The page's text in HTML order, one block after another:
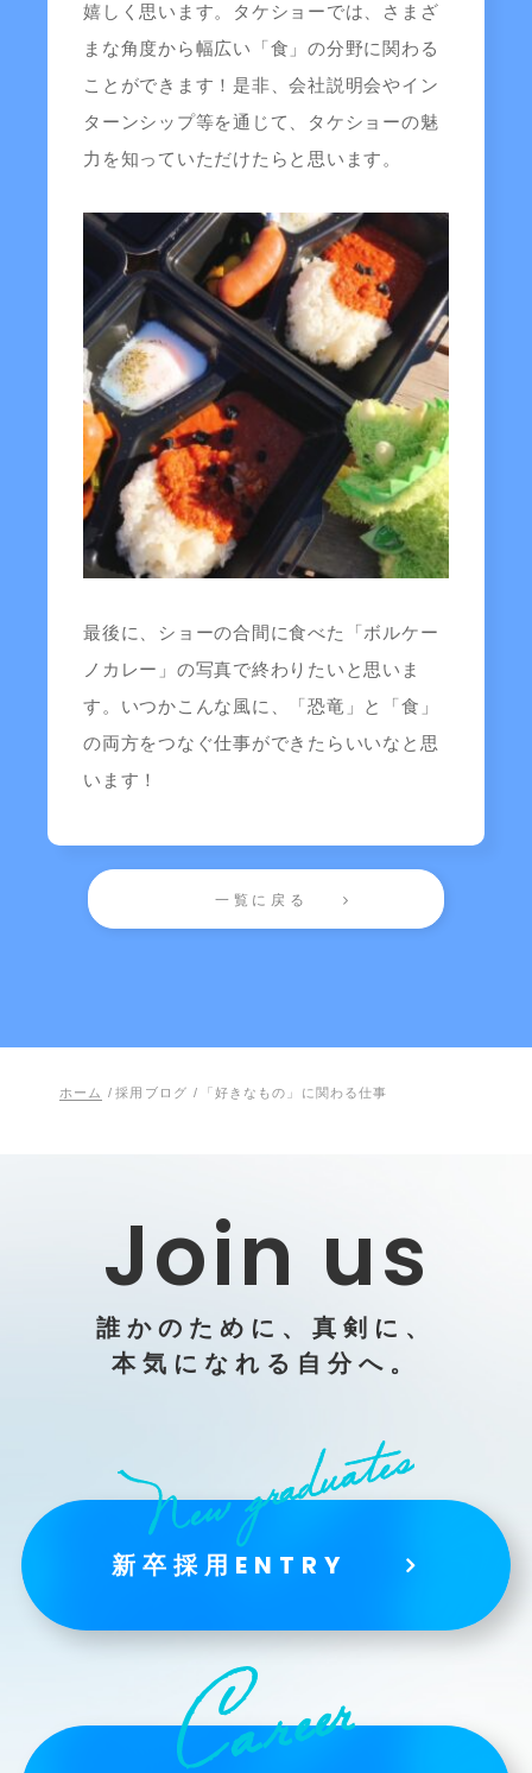
嬉しく思います。タケショーでは、さまざ
まな角度から幅広い「食」の分野に関わる
ことができます！是非、会社説明会やイン
ターンシップ等を通じて、タケショーの魅
力を知っていただけたらと思います。
最後に、ショーの合間に食べた「ボルケー
ノカレー」の写真で終わりたいと思いま
す。いつかこんな風に、「恐竜」と「食」
の両方をつなぐ仕事ができたらいいなと思
います！
一覧に戻る
ホーム / 採用ブログ / 「好きなもの」に関わる仕事
Join us
誰かのために、真剣に、
本気になれる自分へ。
新卒採用ENTRY